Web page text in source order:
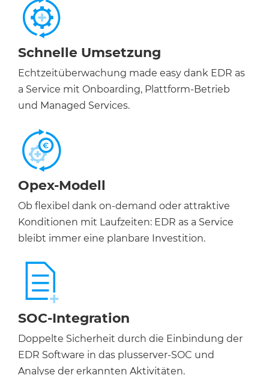
Schnelle Umsetzung
Echtzeitüberwachung made easy dank EDR as
a Service mit Onboarding, Plattform-Betrieb
und Managed Services.
Opex-Modell
Ob flexibel dank on-demand oder attraktive
Konditionen mit Laufzeiten: EDR as a Service
bleibt immer eine planbare Investition.
SOC-Integration
Doppelte Sicherheit durch die Einbindung der
EDR Software in das plusserver-SOC und
Analyse der erkannten Aktivitäten.